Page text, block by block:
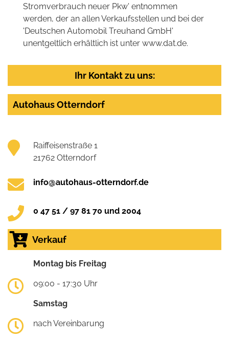
Stromverbrauch neuer Pkw' entnommen
werden, der an allen Verkaufsstellen und bei der
'Deutschen Automobil Treuhand GmbH'
unentgeltlich erhältlich ist unter www.dat.de.
Ihr Kontakt zu uns:
Autohaus Otterndorf
Raiffeisenstraße 1
21762 Otterndorf
info@autohaus-otterndorf.de
0 47 51 / 97 81 70 und 2004
Verkauf
Montag bis Freitag
09:00 - 17:30 Uhr
Samstag
nach Vereinbarung